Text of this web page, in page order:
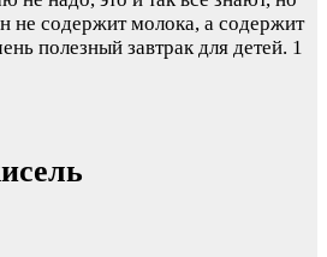
не содержит молока, а содержит
полезный завтрак для детей. 1